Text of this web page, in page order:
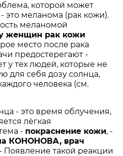
которой может
это меланома (рак кожи).
меланомой
женщин рак кожи
место после рака
предостерегают -
у тех людей, которые не
для себя дозу солнца,
человека (см.
- это время облучения,
лёгкая
- покраснение кожи, -
КОНОНОВА, врач
Появление такой реакции